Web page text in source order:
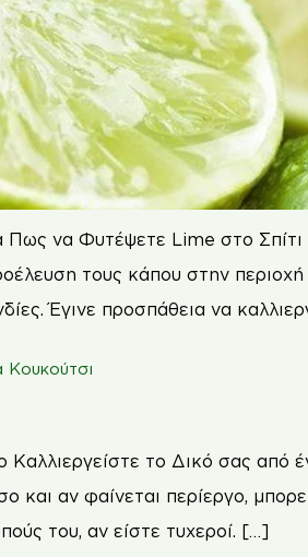
να Φυτέψετε Lime στο
τους κάπου στην
Έγινε προσπάθεια να
το Δικό σας
και αν φαίνεται περίεργο,
του, αν είστε τυχεροί. […]